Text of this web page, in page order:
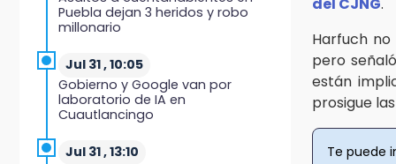
Gobierno rehabilitará el drenaje
del Hospital de Especialidades del
18:49
Sujeto asalta banco en Plaza
Dorada tras amenazar con
Puebla dejan 3 heridos y robo
millonario
Jul 31 , 10:05
Gobierno y Google van por
laboratorio de IA en
Cuautlancingo
Jul 31 , 13:10
Harfuch
pero
están
prosigue
Te puede